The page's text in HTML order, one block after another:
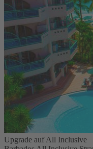
Upgrade auf All Inclusive